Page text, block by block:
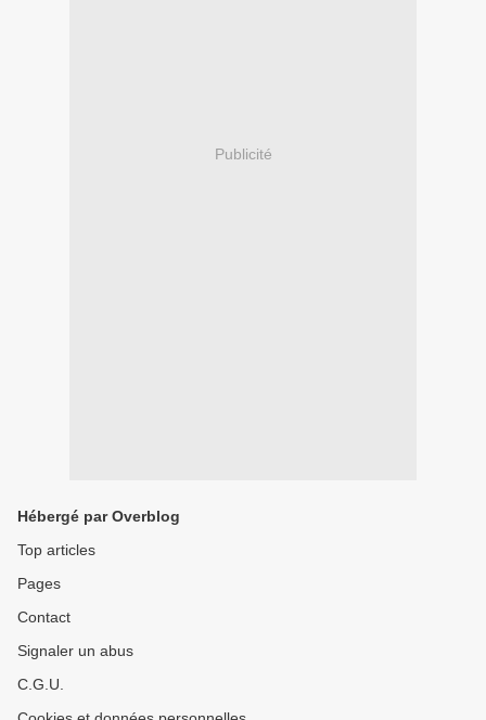
Publicité
Hébergé par Overblog
Top articles
Pages
Contact
Signaler un abus
C.G.U.